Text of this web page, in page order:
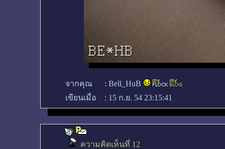
จากคุณ : Bell_HuB
เขียนเมื่อ
: 15 ก.ย. 54 23:15:41
ความคิดเห็นที่ 12